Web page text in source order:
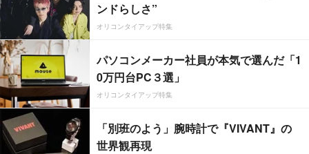
ンドらしさ”
オリコンタイアップ特集
パソコンメーカー社員が本気で選んだ「1
0万円台PC３選」
オリコンタイアップ特集
「別班のよう」腕時計で『VIVANT』の
世界観再現